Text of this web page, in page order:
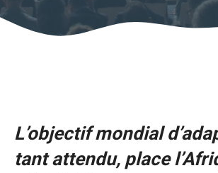
L’objectif mondial
tant attendu, place